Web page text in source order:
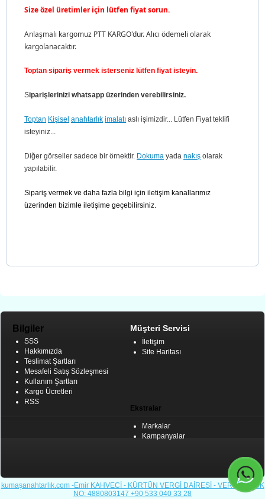
Size özel üretimler için lütfen fiyat sorun.
Anlaşmalı kargomuz PTT KARGO'dur. Alıcı ödemeli olarak
kargolanacaktır.
Toptan sipariş vermek isterseniz lütfen fiyat isteyin.
Siparişlerinizi whatsapp üzerinden verebilirsiniz.
Toptan Kişisel anahtarlık imalatı aslı işimizdir... Lütfen Fiyat teklifi
isteyiniz...
Diğer görseller sadece bir örnektir. Dokuma yada nakış olarak
yapılabilir.
Sipariş vermek ve daha fazla bilgi için iletişim kanallarımız
üzerinden bizimle iletişime geçebilirsiniz.
Bilgiler
SSS
Hakkımızda
Teslimat Şartları
Mesafeli Satış Sözleşmesi
Kullanım Şartları
Kargo Ücretleri
RSS
Müşteri Servisi
İletişim
Site Haritası
Ekstralar
Markalar
Kampanyalar
kumaşanahtarlık.com -Emir KAHVECİ - KÜRTÜN VERGİ DAİRESİ - VERGİ KİMLİK
NO: 4880803147 +90 533 040 33 28